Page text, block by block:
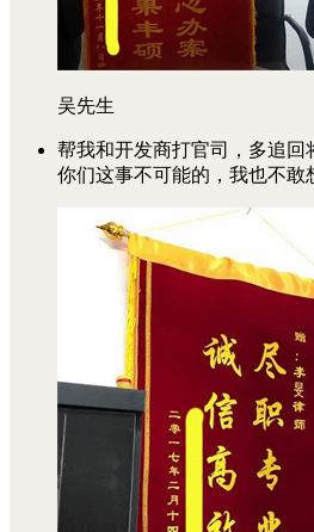
吴先生
帮我和开发商打官司，多追回
你们这事不可能的，我也不敢